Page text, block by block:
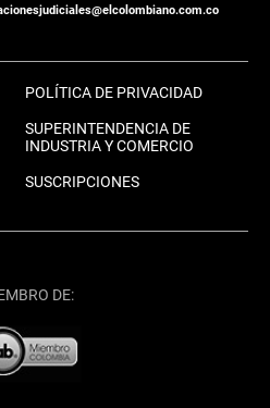
POLÍTICA DE PRIVACIDAD
SUPERINTENDENCIA DE
INDUSTRIA Y COMERCIO
SUSCRIPCIONES
DE: